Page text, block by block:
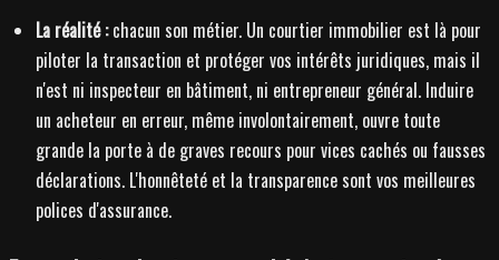
La réalité :chacun son métier. Un courtier immobilier est là pour
piloter la transaction et protéger vos intérêts juridiques, mais il
n'est ni inspecteur en bâtiment, ni entrepreneur général. Induire
un acheteur en erreur, même involontairement, ouvre toute
grande la porte à de graves recours pour vices cachés ou fausses
déclarations. L'honnêteté et la transparence sont vos meilleures
polices d'assurance.